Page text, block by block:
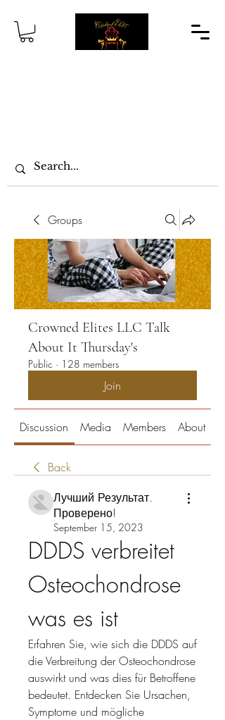
Groups
Crowned Elites LLC Talk
About It Thursday's
Public · 128 members
Join
Discussion Media Members About
Back
Лучший Результат.
Проверено!
September 15, 2023
DDDS verbreitet
Osteochondrose
was es ist
Erfahren Sie, wie sich die DDDS auf
die Verbreitung der Osteochondrose
auswirkt und was dies für Betroffene
bedeutet. Entdecken Sie Ursachen,
Symptome und mögliche